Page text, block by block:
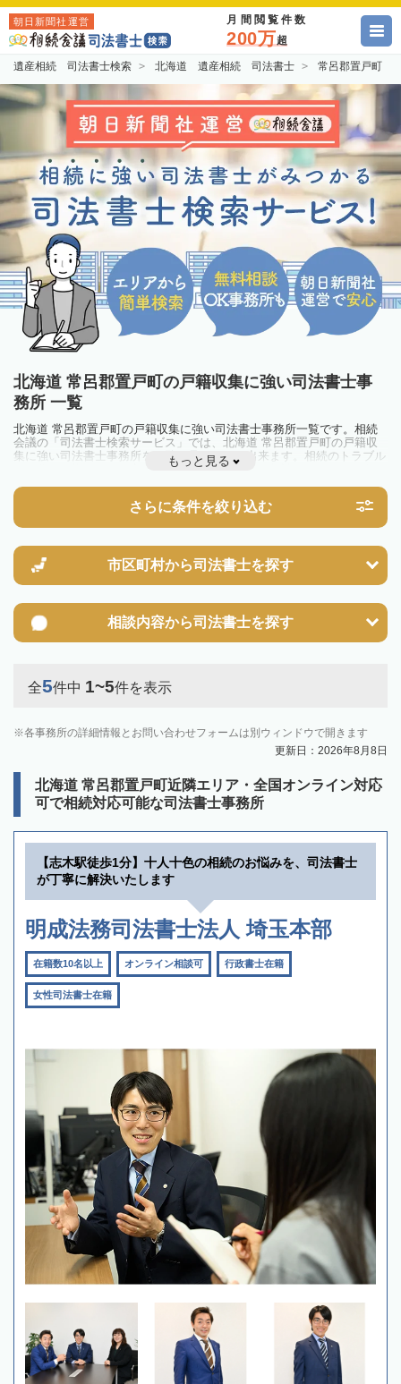
朝日新聞社運営 月間閲覧件数
200万超
遺産相続 司法書士検索 北海道 遺産相続 司法書士 常呂郡置戸町
北海道 常呂郡置戸町の戸籍収集に強い司法書士事
務所 一覧
北海道 常呂郡置戸町の戸籍収集に強い司法書士事務所一覧です。相続
会議の「司法書士検索サービス」では、北海道 常呂郡置戸町の戸籍収
集に強い司法書士事務所を一覧で見ることが出来ます。相続のトラブル
やお悩みを抱えている方は一度近隣の司法書士に相談してみましょう。
もっと見る
さらに条件を絞り込む
市区町村から司法書士を探す
相談内容から司法書士を探す
全5件中 1~5件を表示
各事務所の詳細情報とお問い合わせフォームは別ウィンドウで開きます
更新日：2026年8月8日
北海道 常呂郡置戸町近隣エリア・全国オンライン対応
可で相続対応可能な司法書士事務所
【志木駅徒歩1分】十人十色の相続のお悩みを、司法書士
が丁寧に解決いたします
明成法務司法書士法人 埼玉本部
在籍数10名以上 オンライン相談可 行政書士在籍
女性司法書士在籍